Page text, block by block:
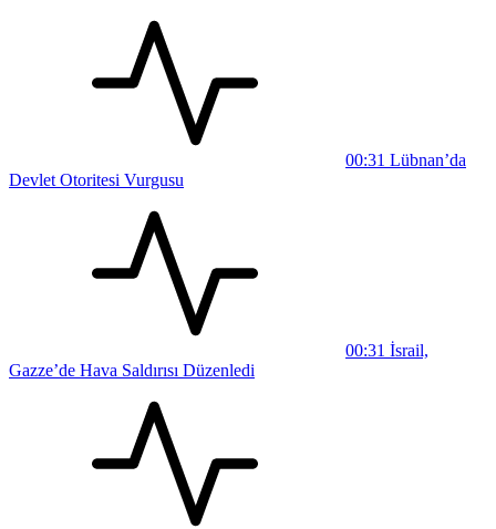
00:31 Lübnan’da
Devlet Otoritesi Vurgusu
00:31 İsrail,
Gazze’de Hava Saldırısı Düzenledi